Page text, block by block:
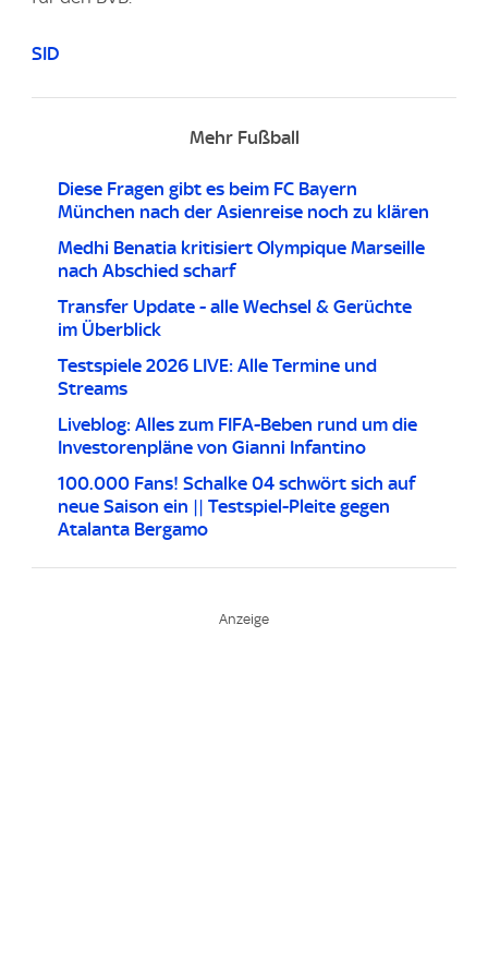
SID
Mehr Fußball
Diese Fragen gibt es beim FC Bayern
München nach der Asienreise noch zu klären
Medhi Benatia kritisiert Olympique Marseille
nach Abschied scharf
Transfer Update - alle Wechsel & Gerüchte
im Überblick
Testspiele 2026 LIVE: Alle Termine und
Streams
Liveblog: Alles zum FIFA-Beben rund um die
Investorenpläne von Gianni Infantino
100.000 Fans! Schalke 04 schwört sich auf
neue Saison ein || Testspiel-Pleite gegen
Atalanta Bergamo